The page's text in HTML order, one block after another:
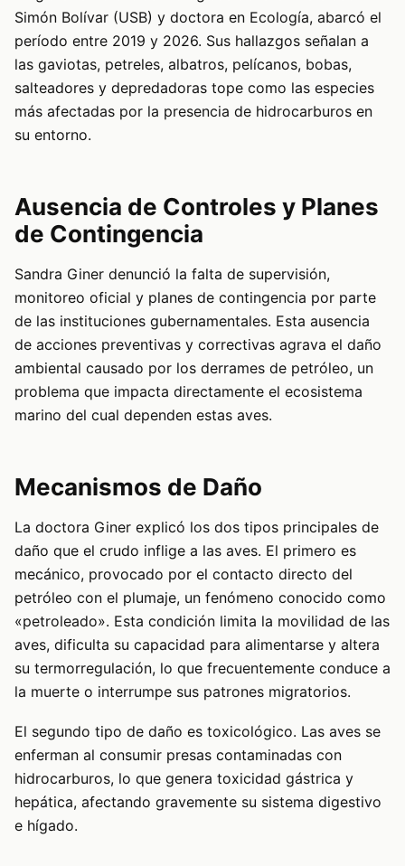
Simón Bolívar (USB) y doctora en Ecología, abarcó el
período entre 2019 y 2026. Sus hallazgos señalan a
las gaviotas, petreles, albatros, pelícanos, bobas,
salteadores y depredadoras tope como las especies
más afectadas por la presencia de hidrocarburos en
su entorno.
Ausencia de Controles y Planes
de Contingencia
Sandra Giner denunció la falta de supervisión,
monitoreo oficial y planes de contingencia por parte
de las instituciones gubernamentales. Esta ausencia
de acciones preventivas y correctivas agrava el daño
ambiental causado por los derrames de petróleo, un
problema que impacta directamente el ecosistema
marino del cual dependen estas aves.
Mecanismos de Daño
La doctora Giner explicó los dos tipos principales de
daño que el crudo inflige a las aves. El primero es
mecánico, provocado por el contacto directo del
petróleo con el plumaje, un fenómeno conocido como
«petroleado». Esta condición limita la movilidad de las
aves, dificulta su capacidad para alimentarse y altera
su termorregulación, lo que frecuentemente conduce a
la muerte o interrumpe sus patrones migratorios.
El segundo tipo de daño es toxicológico. Las aves se
enferman al consumir presas contaminadas con
hidrocarburos, lo que genera toxicidad gástrica y
hepática, afectando gravemente su sistema digestivo
e hígado.